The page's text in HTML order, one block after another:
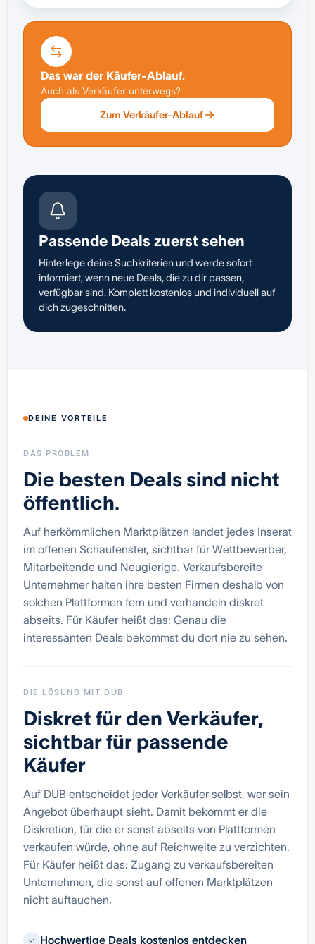
Das war der Käufer-Ablauf.
Auch als Verkäufer unterwegs?
Zum Verkäufer-Ablauf
Passende Deals zuerst sehen
Hinterlege deine Suchkriterien und werde sofort
informiert, wenn neue Deals, die zu dir passen,
verfügbar sind. Komplett kostenlos und individuell auf
dich zugeschnitten.
DEINE VORTEILE
DAS PROBLEM
Die besten Deals sind nicht
öffentlich.
Auf herkömmlichen Marktplätzen landet jedes Inserat
im offenen Schaufenster, sichtbar für Wettbewerber,
Mitarbeitende und Neugierige. Verkaufsbereite
Unternehmer halten ihre besten Firmen deshalb von
solchen Plattformen fern und verhandeln diskret
abseits. Für Käufer heißt das: Genau die
interessanten Deals bekommst du dort nie zu sehen.
DIE LÖSUNG MIT DUB
Diskret für den Verkäufer,
sichtbar für passende
Käufer
Auf DUB entscheidet jeder Verkäufer selbst, wer sein
Angebot überhaupt sieht. Damit bekommt er die
Diskretion, für die er sonst abseits von Plattformen
verkaufen würde, ohne auf Reichweite zu verzichten.
Für Käufer heißt das: Zugang zu verkaufsbereiten
Unternehmen, die sonst auf offenen Marktplätzen
nicht auftauchen.
Hochwertige Deals kostenlos entdecken